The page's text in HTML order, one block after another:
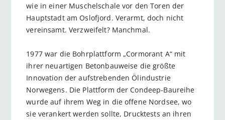
wie in einer Muschelschale vor den Toren der
Hauptstadt am Oslofjord. Verarmt, doch nicht
vereinsamt. Verzweifelt? Manchmal.
1977 war die Bohrplattform „Cormorant A“ mit
ihrer neuartigen Betonbauweise die größte
Innovation der aufstrebenden Ölindustrie
Norwegens. Die Plattform der Condeep-Baureihe
wurde auf ihrem Weg in die offene Nordsee, wo
sie verankert werden sollte, Drucktests an ihren